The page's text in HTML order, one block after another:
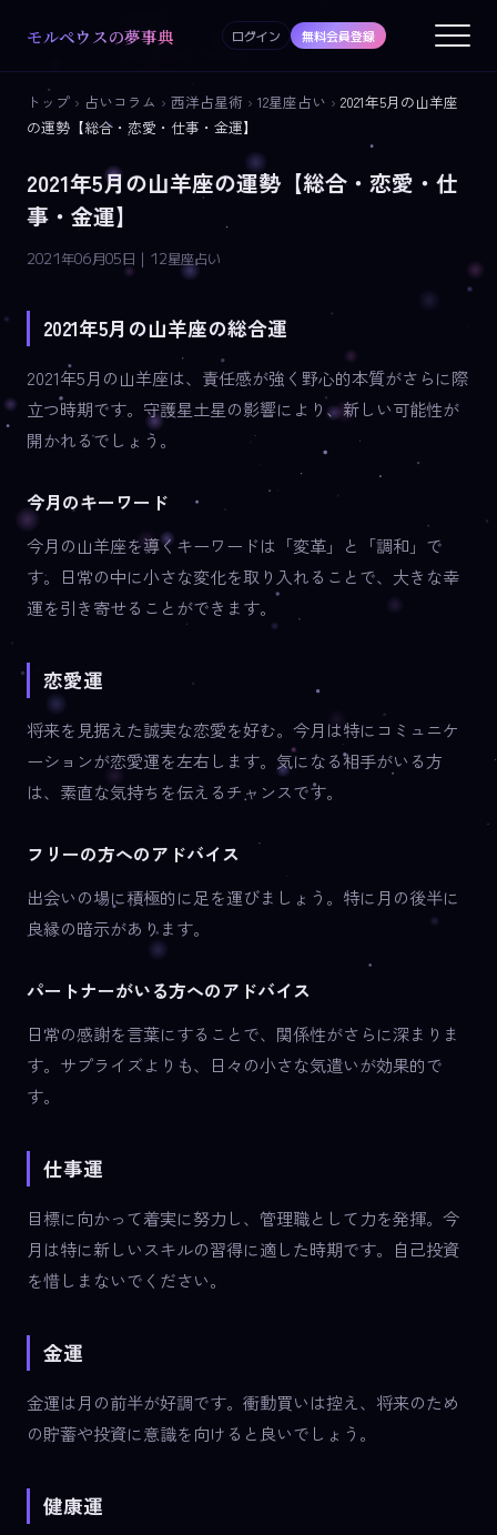
モルペウスの夢事典 ログイン 無料会員登録
トップ › 占いコラム › 西洋占星術 › 12星座占い › 2021年5月の山羊座
の運勢【総合・恋愛・仕事・金運】
2021年5月の山羊座の運勢【総合・恋愛・仕
事・金運】
2021年06月05日 | 12星座占い
2021年5月の山羊座の総合運
2021年5月の山羊座は、責任感が強く野心的本質がさらに際
立つ時期です。守護星土星の影響により、新しい可能性が
開かれるでしょう。
今月のキーワード
今月の山羊座を導くキーワードは「変革」と「調和」で
す。日常の中に小さな変化を取り入れることで、大きな幸
運を引き寄せることができます。
恋愛運
将来を見据えた誠実な恋愛を好む。今月は特にコミュニケ
ーションが恋愛運を左右します。気になる相手がいる方
は、素直な気持ちを伝えるチャンスです。
フリーの方へのアドバイス
出会いの場に積極的に足を運びましょう。特に月の後半に
良縁の暗示があります。
パートナーがいる方へのアドバイス
日常の感謝を言葉にすることで、関係性がさらに深まりま
す。サプライズよりも、日々の小さな気遣いが効果的で
す。
仕事運
目標に向かって着実に努力し、管理職として力を発揮。今
月は特に新しいスキルの習得に適した時期です。自己投資
を惜しまないでください。
金運
金運は月の前半が好調です。衝動買いは控え、将来のため
の貯蓄や投資に意識を向けると良いでしょう。
健康運